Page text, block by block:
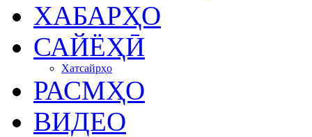
ХАБАРҲО
САЙЁҲӢ
Хатсайрҳо
РАСМҲО
ВИДЕО